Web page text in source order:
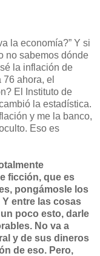
la economía?” Y si
no sabemos dónde
la inflación de
ahora, el
El Instituto de
la estadística.
y me la banco,
Eso es
ficción, que es
pongámosle los
entre las cosas
poco esto, darle
No va a
y de sus dineros
de eso. Pero,